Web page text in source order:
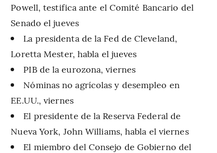
Powell, testifica ante el Comité Bancario del
Senado el jueves
La presidenta de la Fed de Cleveland,
Loretta Mester, habla el jueves
PIB de la eurozona, viernes
Nóminas no agrícolas y desempleo en
EE.UU., viernes
El presidente de la Reserva Federal de
Nueva York, John Williams, habla el viernes
El miembro del Consejo de Gobierno del